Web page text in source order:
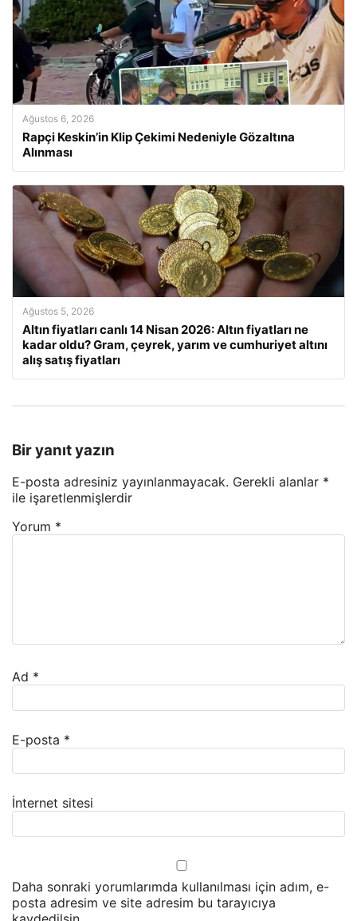
Ağustos 6, 2026
Rapçi Keskin’in Klip Çekimi Nedeniyle Gözaltına
Alınması
Ağustos 5, 2026
Altın fiyatları canlı 14 Nisan 2026: Altın fiyatları ne
kadar oldu? Gram, çeyrek, yarım ve cumhuriyet altını
alış satış fiyatları
Bir yanıt yazın
E-posta adresiniz yayınlanmayacak. Gerekli alanlar *
ile işaretlenmişlerdir
Yorum *
Ad *
E-posta *
İnternet sitesi
Daha sonraki yorumlarımda kullanılması için adım, e-
posta adresim ve site adresim bu tarayıcıya